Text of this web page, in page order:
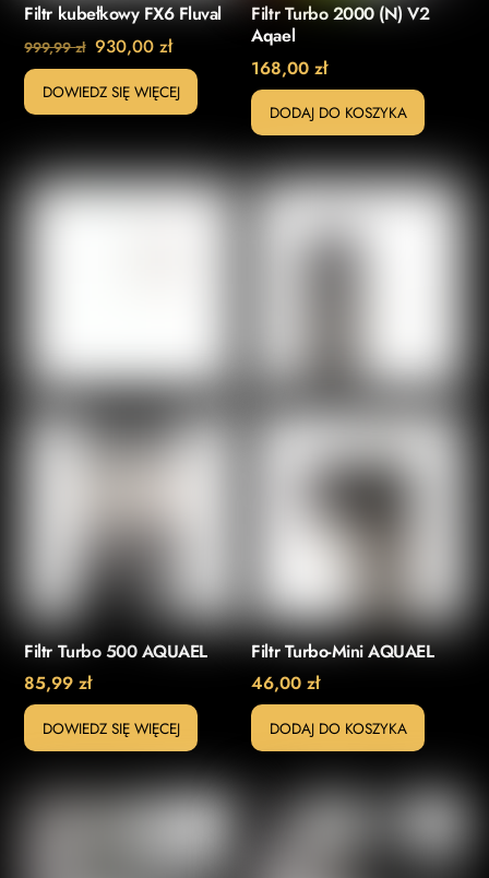
Filtr kubełkowy FX6 Fluval
999,99zł Pierwotna
cena
wynosiła:
930,00złAktualna
cena
wynosi:
930,00 zł.
DOWIEDZ SIĘ WIĘCEJ
Filtr Turbo 2000 (N) V2
Aqael
168,00zł
DODAJ DO KOSZYKA
Filtr Turbo 500 AQUAEL
85,99zł
DOWIEDZ SIĘ WIĘCEJ
Filtr Turbo-Mini AQUAEL
46,00zł
DODAJ DO KOSZYKA